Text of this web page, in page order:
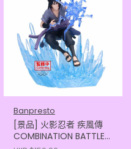
Banpresto
[景品] 火影忍者 疾風傳
COMBINATION BATTLE2